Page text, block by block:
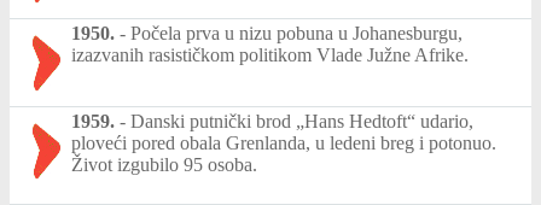
1950. - Počela prva u nizu pobuna u Johanesburgu,
izazvanih rasističkom politikom Vlade Južne Afrike.
1959. - Danski putnički brod „Hans Hedtoft“ udario,
ploveći pored obala Grenlanda, u ledeni breg i potonuo.
Život izgubilo 95 osoba.